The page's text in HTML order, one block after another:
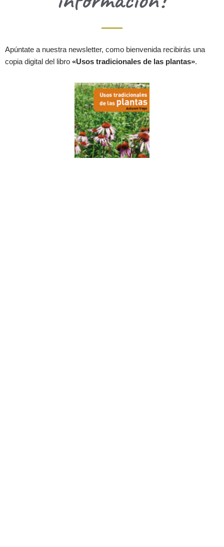
Apúntate a nuestra newsletter, como bienvenida recibirás una
copia digital del libro «Usos tradicionales de las plantas».